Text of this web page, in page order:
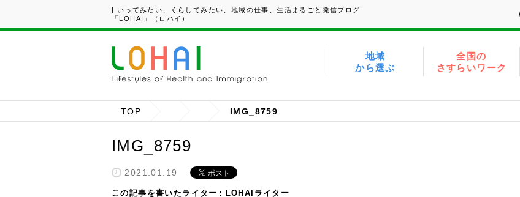
| いってみたい、くらしてみたい、地域の仕事、生活まるごと発信ブログ
「LOHAI」（ロハイ）
地域
から選ぶ
全国の
さすらいワーク
TOP IMG_8759
IMG_8759
2021.01.19
この記事を書いたライター LOHAIライター